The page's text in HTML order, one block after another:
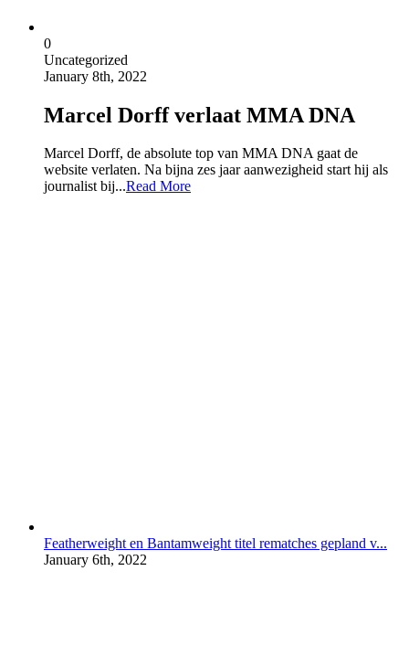
0
Uncategorized
January 8th, 2022
Marcel Dorff verlaat MMA DNA
Marcel Dorff, de absolute top van MMA DNA gaat de
website verlaten. Na bijna zes jaar aanwezigheid start hij als
journalist bij...Read More
Featherweight en Bantamweight titel rematches gepland v...
January 6th, 2022